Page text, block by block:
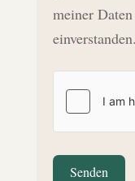
meiner
einverstanden.
Senden